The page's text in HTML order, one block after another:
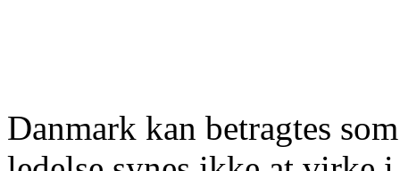
Danmark kan betragtes